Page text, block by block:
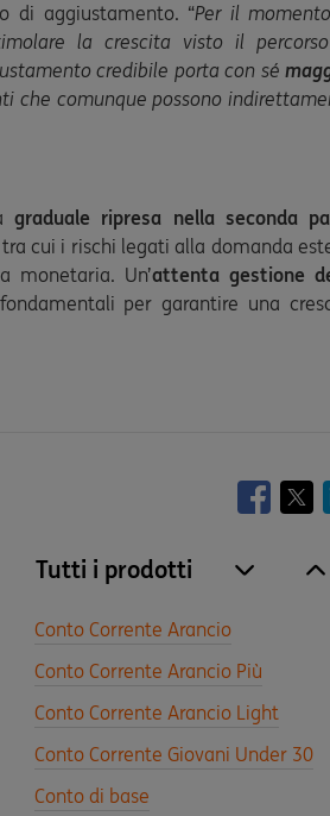
di aggiustamento. “Per il
la crescita visto il
credibile porta con sé
che comunque possono
graduale ripresa nella seconda
cui i rischi legati alla domanda
monetaria. Un’attenta gestione
per garantire una
[it-IT] Chi siamo
Chi siamo
Tutti i prodotti
Conto Corrente Arancio
Conto Corrente Arancio Più
Conto Corrente Arancio Light
Conto Corrente Giovani Under 30
Conto di base